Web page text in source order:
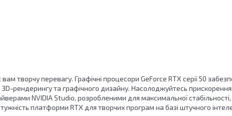
творчу перевагу. Графічні процесори GeForce RTX серії 50
3D-рендерингу та графічного дизайну. Насолоджуйтесь
NVIDIA Studio, розробленими для максимальної стабільності,
платформи RTX для творчих програм на базі штучного